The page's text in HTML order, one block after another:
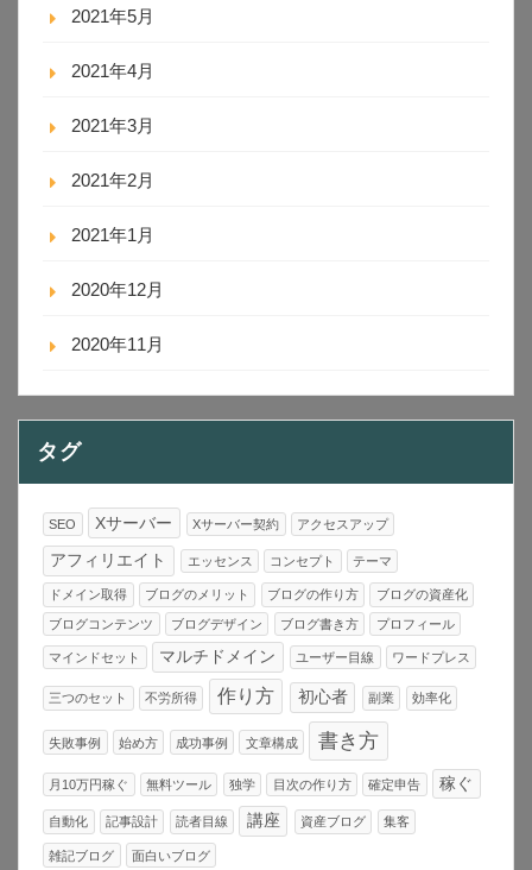
2021年5月
2021年4月
2021年3月
2021年2月
2021年1月
2020年12月
2020年11月
タグ
SEO Xサーバー Xサーバー契約 アクセスアップ
アフィリエイト エッセンス コンセプト テーマ
ドメイン取得 ブログのメリット ブログの作り方 ブログの資産化
ブログコンテンツ ブログデザイン ブログ書き方 プロフィール
マインドセット マルチドメイン ユーザー目線 ワードプレス
三つのセット 不労所得 作り方 初心者 副業 効率化
失敗事例 始め方 成功事例 文章構成 書き方
月10万円稼ぐ 無料ツール 独学 目次の作り方 確定申告 稼ぐ
自動化 記事設計 読者目線 講座 資産ブログ 集客
雑記ブログ 面白いブログ